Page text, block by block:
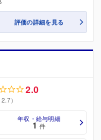
評価の詳細を見る
2.0
）
年収・給与明細
1 件